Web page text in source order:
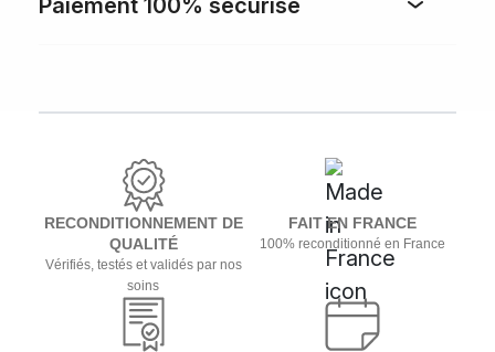
Paiement 100% sécurisé
RECONDITIONNEMENT DE
QUALITÉ
Vérifiés, testés et validés par nos
soins
FAIT EN FRANCE
100% reconditionné en France